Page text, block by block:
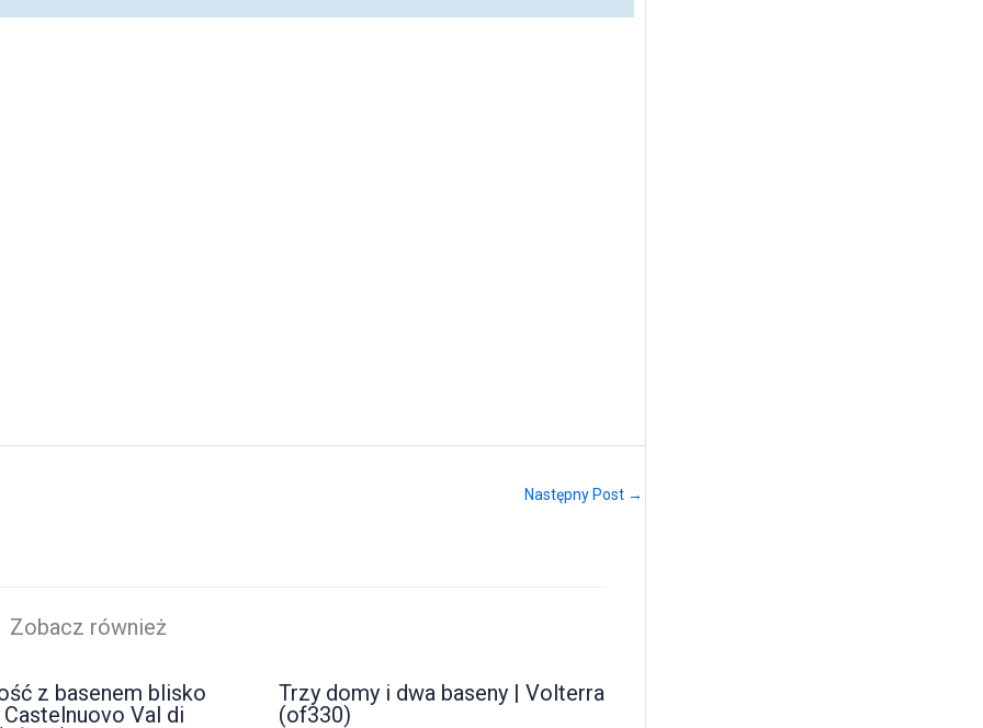
Następny Post →
Zobacz również
z basenem blisko
Val di
Trzy domy i dwa baseny | Volterra
(of330)